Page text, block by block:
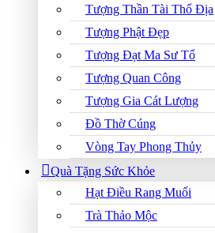
Tượng Thần Tài Thổ Địa
Tượng Phật Đẹp
Tượng Đạt Ma Sư Tổ
Tượng Quan Công
Tượng Gia Cát Lượng
Đồ Thờ Cúng
Vòng Tay Phong Thủy
Quà Tặng Sức Khỏe
Hạt Điều Rang Muối
Trà Thảo Mộc